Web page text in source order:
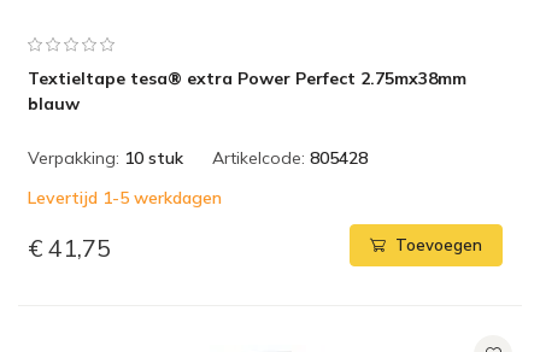
Textieltape tesa® extra Power Perfect 2.75mx38mm
blauw
Verpakking: 10 stuk Artikelcode: 805428
Levertijd 1-5 werkdagen
€ 41,75 Toevoegen